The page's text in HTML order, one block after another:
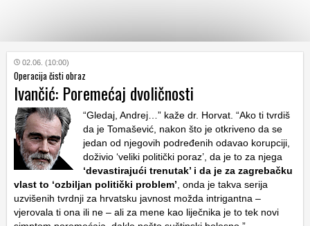
KATEGORIJE
HRVATSKI
WEB
02.06. (10:00)
Operacija čisti obraz
Ivančić: Poremećaj dvoličnosti
“Gledaj, Andrej…” kaže dr. Horvat. “Ako ti tvrdiš
da je Tomašević, nakon što je otkriveno da se
jedan od njegovih podređenih odavao korupciji,
doživio ‘veliki politički poraz’, da je to za njega
‘devastirajući trenutak’ i da je za zagrebačku
vlast to ‘ozbiljan politički problem’ , onda je takva serija
uzvišenih tvrdnji za hrvatsku javnost možda intrigantna –
vjerovala ti ona ili ne – ali za mene kao liječnika je to tek novi